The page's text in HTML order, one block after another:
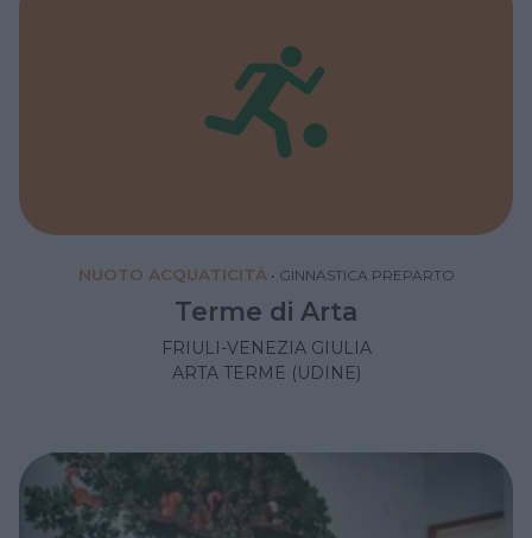
NUOTO ACQUATICITÀ • GINNASTICA PREPARTO
Terme di Arta
FRIULI-VENEZIA GIULIA
ARTA TERME (UDINE)